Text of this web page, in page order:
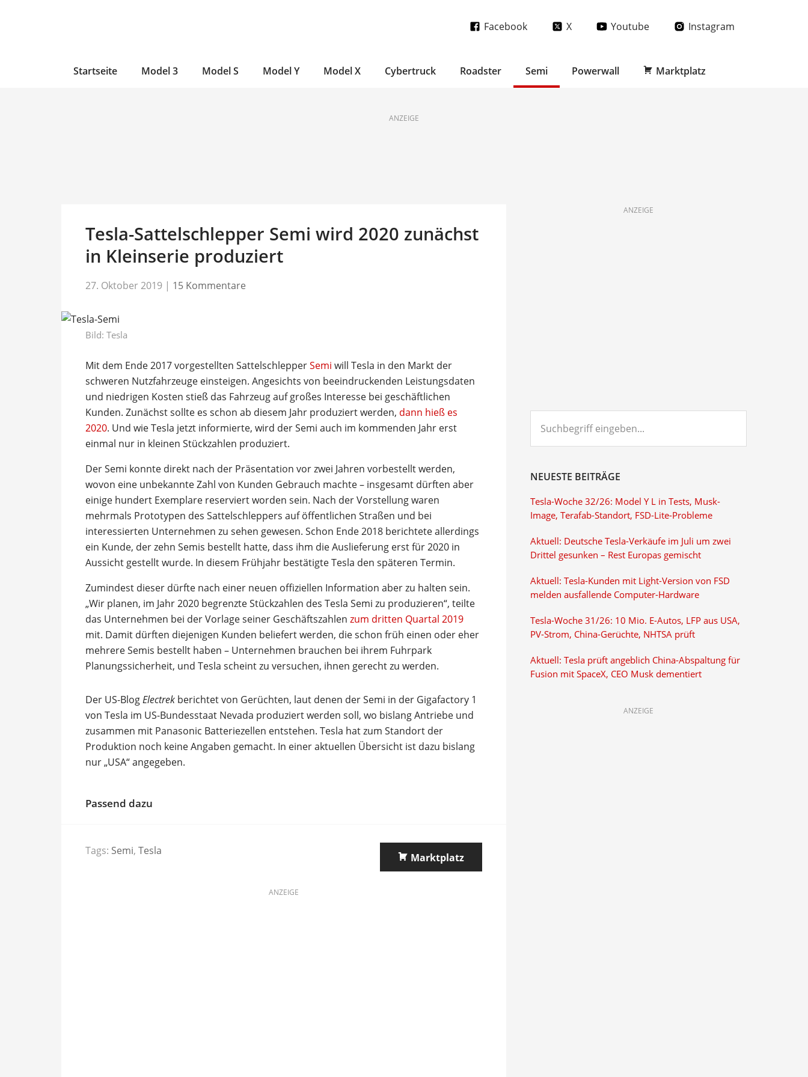
Facebook X Youtube Instagram
Startseite Model 3 Model S Model Y Model X Cybertruck Roadster Semi Powerwall Marktplatz
ANZEIGE
Tesla-Sattelschlepper Semi wird 2020 zunächst
in Kleinserie produziert
27. Oktober 2019 | 15 Kommentare
Bild: Tesla
Mit dem Ende 2017 vorgestellten SattelschlepperSemi will Tesla in den Markt der
schweren Nutzfahrzeuge einsteigen. Angesichts von beeindruckenden Leistungsdaten
und niedrigen Kosten stieß das Fahrzeug auf großes Interesse bei geschäftlichen
Kunden. Zunächst sollte es schon ab diesem Jahr produziert werden, dann hieß es
2020. Und wie Tesla jetzt informierte, wird der Semi auch im kommenden Jahr erst
einmal nur in kleinen Stückzahlen produziert.
Der Semi konnte direkt nach der Präsentation vor zwei Jahren vorbestellt werden,
wovon eine unbekannte Zahl von Kunden Gebrauch machte – insgesamt dürften aber
einige hundert Exemplare reserviert worden sein. Nach der Vorstellung waren
mehrmals Prototypen des Sattelschleppers auf öffentlichen Straßen und bei
interessierten Unternehmen zu sehen gewesen. Schon Ende 2018 berichtete allerdings
ein Kunde, der zehn Semis bestellt hatte, dass ihm die Auslieferung erst für 2020 in
Aussicht gestellt wurde. In diesem Frühjahr bestätigte Tesla den späteren Termin.
Zumindest dieser dürfte nach einer neuen offiziellen Information aber zu halten sein.
„Wir planen, im Jahr 2020 begrenzte Stückzahlen des Tesla Semi zu produzieren“, teilte
das Unternehmen bei der Vorlage seiner Geschäftszahlen zum dritten Quartal 2019
mit. Damit dürften diejenigen Kunden beliefert werden, die schon früh einen oder eher
mehrere Semis bestellt haben – Unternehmen brauchen bei ihrem Fuhrpark
Planungssicherheit, und Tesla scheint zu versuchen, ihnen gerecht zu werden.
Der US-BlogElectrek berichtet von Gerüchten, laut denen der Semi in der Gigafactory 1
von Tesla im US-Bundesstaat Nevada produziert werden soll, wo bislang Antriebe und
zusammen mit Panasonic Batteriezellen entstehen. Tesla hat zum Standort der
Produktion noch keine Angaben gemacht. In einer aktuellen Übersicht ist dazu bislang
nur „USA“ angegeben.
Passend dazu
Tags: Semi, Tesla
Marktplatz
ANZEIGE
ANZEIGE
eingeben...
NEUESTE BEITRÄGE
Tesla-Woche 32/26: Model Y L in Tests, Musk-
Image, Terafab-Standort, FSD-Lite-Probleme
Aktuell: Deutsche Tesla-Verkäufe im Juli um zwei
Drittel gesunken – Rest Europas gemischt
Aktuell: Tesla-Kunden mit Light-Version von FSD
melden ausfallende Computer-Hardware
Tesla-Woche 31/26: 10 Mio. E-Autos, LFP aus USA,
PV-Strom, China-Gerüchte, NHTSA prüft
Aktuell: Tesla prüft angeblich China-Abspaltung für
Fusion mit SpaceX, CEO Musk dementiert
ANZEIGE